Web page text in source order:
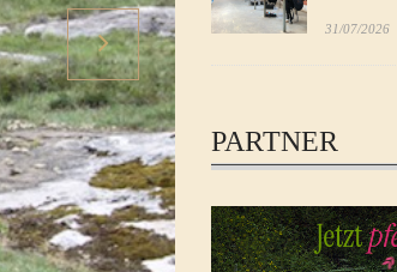
31/07/2026
PARTNER